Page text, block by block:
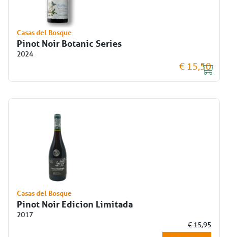
Casas del Bosque
Pinot Noir Botanic Series
2024
€ 15,50
Casas del Bosque
Pinot Noir Edicion Limitada
2017
€ 15,95